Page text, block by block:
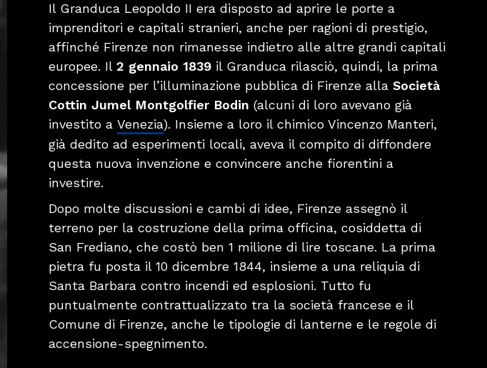
Il Granduca Leopoldo II era disposto ad aprire le porte a
imprenditori e capitali stranieri, anche per ragioni di prestigio,
affinché Firenze non rimanesse indietro alle altre grandi capitali
europee. Il 2 gennaio 1839 il Granduca rilasciò, quindi, la prima
concessione per l’illuminazione pubblica di Firenze alla Società
Cottin Jumel Montgolfier Bodin (alcuni di loro avevano già
investito a Venezia). Insieme a loro il chimico Vincenzo Manteri,
già dedito ad esperimenti locali, aveva il compito di diffondere
questa nuova invenzione e convincere anche fiorentini a
investire.
Dopo molte discussioni e cambi di idee, Firenze assegnò il
terreno per la costruzione della prima officina, cosiddetta di
San Frediano, che costò ben 1 milione di lire toscane. La prima
pietra fu posta il 10 dicembre 1844, insieme a una reliquia di
Santa Barbara contro incendi ed esplosioni. Tutto fu
puntualmente contrattualizzato tra la società francese e il
Comune di Firenze, anche le tipologie di lanterne e le regole di
accensione-spegnimento.